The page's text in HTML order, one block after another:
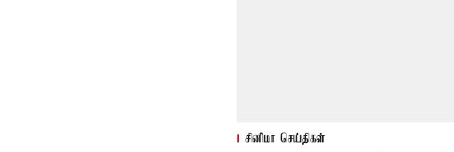
சினிமா செய்திகள்